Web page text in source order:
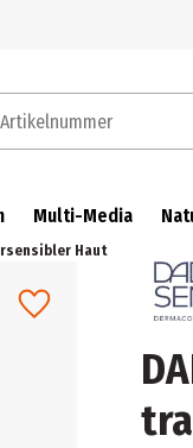
Multi-Media
Haut